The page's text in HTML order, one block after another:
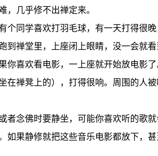
几乎修不出禅定来。
个同学喜欢打羽毛球，有一天打得很
到禅堂里，上座闭上眼睛，没一会就
你喜欢看电影，一上座就开始放电影
在禅凳上的），打得很响。周围的人
者念佛时要静坐，可能你喜欢听的歌
如果静修就把这些音乐电影都放下，